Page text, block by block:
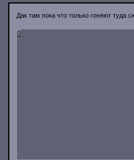
Дак там пока что только гоняют туда
0